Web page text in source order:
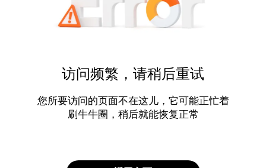
访问频繁，请稍后重试
您所要访问的页面不在这儿，它可能正忙着
刷牛牛圈，稍后就能恢复正常